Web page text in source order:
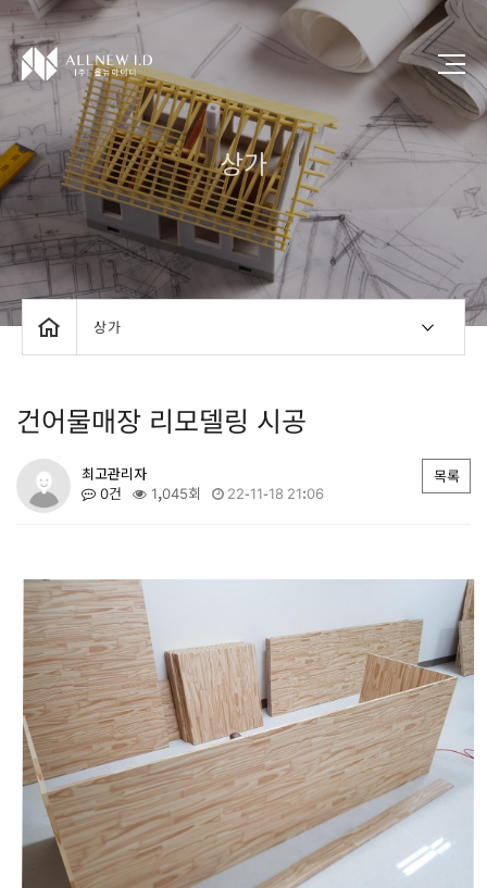
상가
상가
건어물매장 리모델링 시공
최고관리자
0건 1,045회 22-11-18 21:06
목록